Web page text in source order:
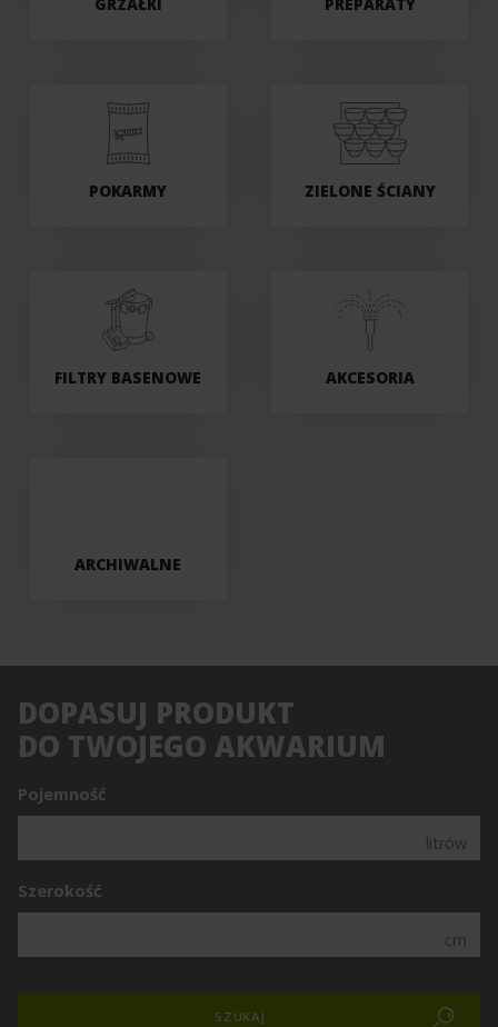
GRZAŁKI PREPARATY
POKARMY ZIELONE ŚCIANY
FILTRY BASENOWE AKCESORIA
ARCHIWALNE
DOPASUJ PRODUKT
DO TWOJEGO AKWARIUM
Szerokość
cm
Pojemność
litrów